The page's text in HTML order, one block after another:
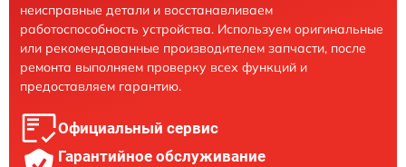
неисправные детали и восстанавливаем
работоспособность устройства. Используем оригинальные
или рекомендованные производителем запчасти, после
ремонта выполняем проверку всех функций и
предоставляем гарантию.
Официальный сервис
Гарантийное обслуживание